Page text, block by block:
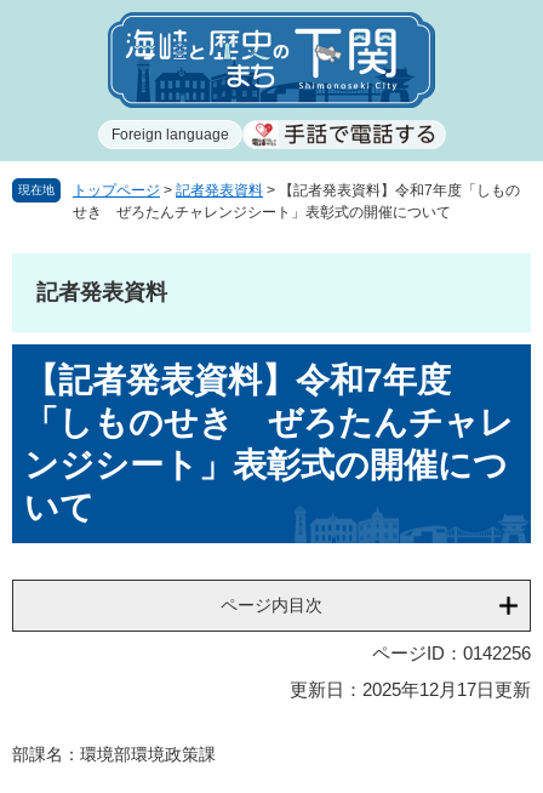
で
ば
Foreign language
現在地 トップページ > 記者発表資料 >
【記者発表資料】令和7年度「しもの
せき ぜろたんチャレンジシート」表彰式の開催について
記者発表資料
【記者発表資料】令和7年度
「しものせき ぜろたんチャレ
ンジシート」表彰式の開催につ
いて
ページ内目次
ページID：0142256
更新日：2025年12月17日更新
部課名：環境部環境政策課